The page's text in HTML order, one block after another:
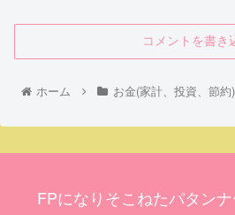
コメントを書き
ホーム お金(家計、投資、節約)
FPになりそこねたパタン